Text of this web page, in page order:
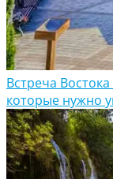
Встреча
которые нужно